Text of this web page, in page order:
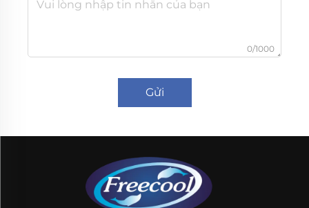
0/1000
Gửi